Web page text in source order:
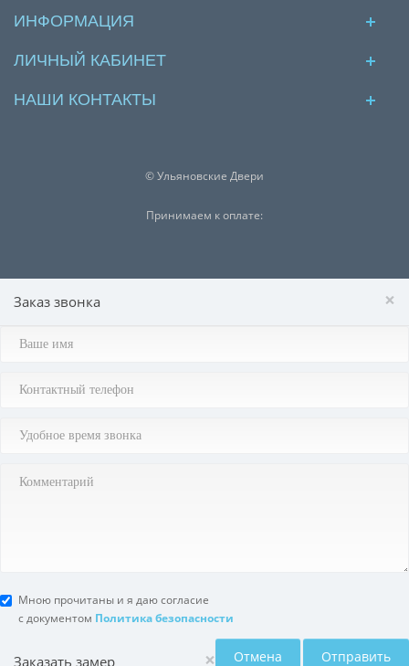
ИНФОРМАЦИЯ
ЛИЧНЫЙ КАБИНЕТ
НАШИ КОНТАКТЫ
© Ульяновские Двери
Принимаем к оплате:
×
Заказ звонка
Мною прочитаны и я даю согласие
с документом Политика безопасности
Отмена Отправить
×
Заказать замер